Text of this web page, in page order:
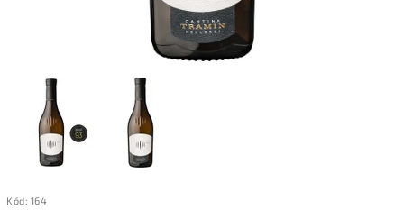
Kód: 164